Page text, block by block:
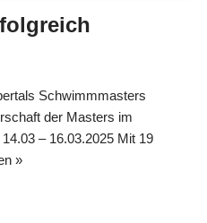
Schwimmmasters
der Masters im
– 16.03.2025 Mit 19
»